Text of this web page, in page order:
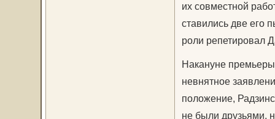
их совместной
ставились две его
роли репетировал
Накануне премьеры
невнятное
положение,
не были друзьями,